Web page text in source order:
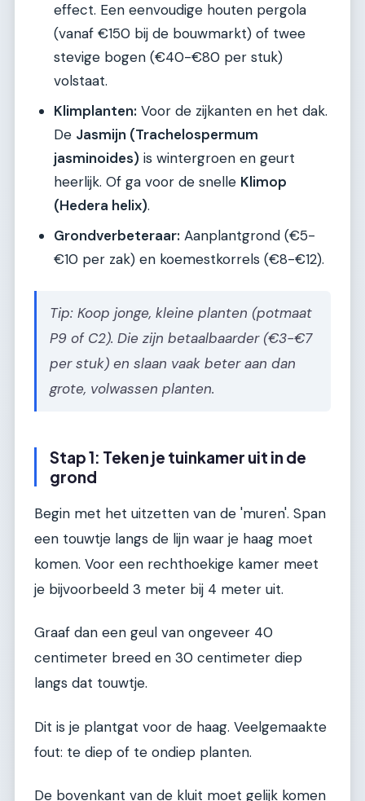
effect. Een eenvoudige houten pergola
(vanaf €150 bij de bouwmarkt) of twee
stevige bogen (€40-€80 per stuk)
volstaat.
Klimplanten: Voor de zijkanten en het dak.
De Jasmijn (Trachelospermum
jasminoides) is wintergroen en geurt
heerlijk. Of ga voor de snelle Klimop
(Hedera helix).
Grondverbeteraar: Aanplantgrond (€5-
€10 per zak) en koemestkorrels (€8-€12).
Tip: Koop jonge, kleine planten (potmaat
P9 of C2). Die zijn betaalbaarder (€3-€7
per stuk) en slaan vaak beter aan dan
grote, volwassen planten.
Stap 1: Teken je tuinkamer uit in de
grond
Begin met het uitzetten van de 'muren'. Span
een touwtje langs de lijn waar je haag moet
komen. Voor een rechthoekige kamer meet
je bijvoorbeeld 3 meter bij 4 meter uit.
Graaf dan een geul van ongeveer 40
centimeter breed en 30 centimeter diep
langs dat touwtje.
Dit is je plantgat voor de haag. Veelgemaakte
fout: te diep of te ondiep planten.
De bovenkant van de kluit moet gelijk komen